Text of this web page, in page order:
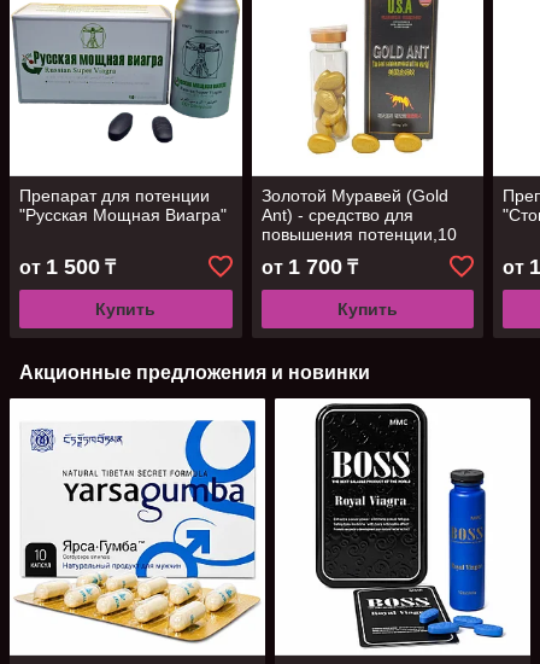
Препарат для потенции
"Русская Мощная Виагра"
от 1 500 ₸
Купить
Золотой Муравей (Gold
Ant) - средство для
повышения потенции,10
от 1 700₸
Купить
от
Акционные предложения и новинки